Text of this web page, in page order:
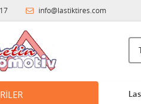
info@lastiktires.com